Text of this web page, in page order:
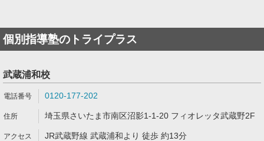
個別指導塾のトライプラス
武蔵浦和校
0120-177-202
埼玉県さいたま市南区沼影1-1-20 フィオレッタ武蔵野2F
JR武蔵野線 武蔵浦和より 徒歩 約13分